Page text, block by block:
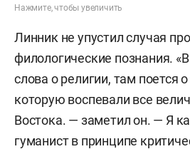
Нажмите, чтобы увеличить
Линник не упустил случая
филологические познания.
слова о религии, там поется
которую воспевали все
Востока. — заметил он. — Я
гуманист в принципе